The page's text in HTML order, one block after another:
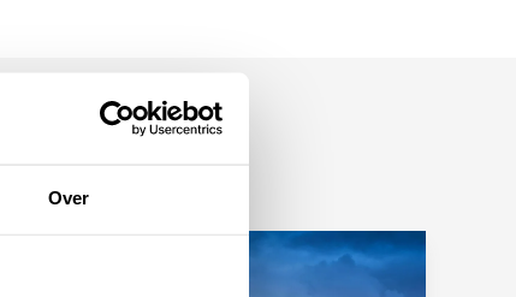
Over